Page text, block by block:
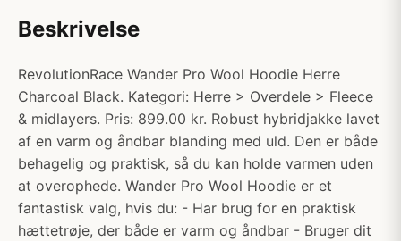
Beskrivelse
RevolutionRace Wander Pro Wool Hoodie Herre
Charcoal Black. Kategori: Herre > Overdele > Fleece
& midlayers. Pris: 899.00 kr. Robust hybridjakke lavet
af en varm og åndbar blanding med uld. Den er både
behagelig og praktisk, så du kan holde varmen uden
at overophede. Wander Pro Wool Hoodie er et
fantastisk valg, hvis du: - Har brug for en praktisk
hættetrøje, der både er varm og åndbar - Bruger dit